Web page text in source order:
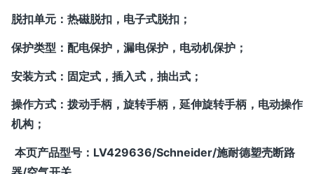
脱扣单元：热磁脱扣，电子式脱扣；
保护类型：配电保护，漏电保护，电动机保护；
安装方式：固定式，插入式，抽出式；
操作方式：拨动手柄，旋转手柄，延伸旋转手柄，电动操作
机构；
本页产品型号： LV429636/Schneider/施耐德塑壳断路